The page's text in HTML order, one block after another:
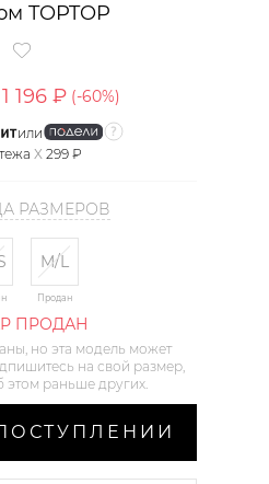
TOPTOP
1 196 ₽ (-60%)
или
X 299 ₽
РАЗМЕРОВ
M/L
Продан
ПРОДАН
но эта модель может
на свой размер,
этом раньше других.